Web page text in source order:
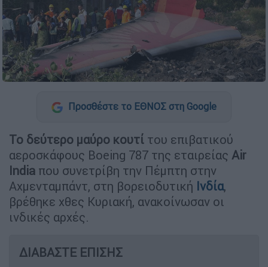
Προσθέστε το ΕΘΝΟΣ στη Google
Το δεύτερο μαύρο κουτί του επιβατικού
αεροσκάφους Boeing 787 της εταιρείας Air
India που συνετρίβη την Πέμπτη στην
Αχμενταμπάντ, στη βορειοδυτική Ινδία,
βρέθηκε χθες Κυριακή, ανακοίνωσαν οι
ινδικές αρχές.
ΔΙΑΒΑΣΤΕ ΕΠΙΣΗΣ